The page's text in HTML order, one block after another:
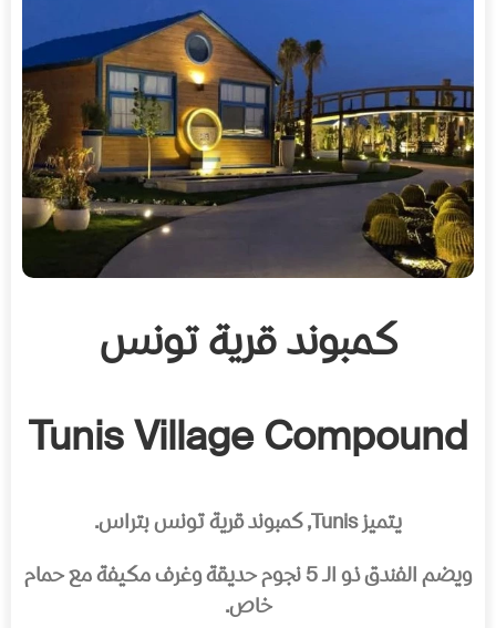
كمبوند قرية تونس
Tunis Village Compound
يتميز Tunis, كمبوند قرية تونس بتراس.
ويضم الفندق ذو الـ 5 نجوم حديقة وغرف مكيفة مع حمام
خاص.